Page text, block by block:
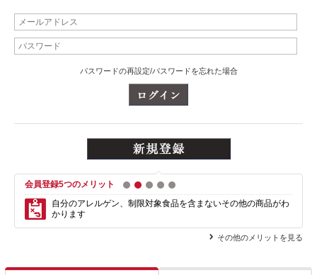
パスワードの再設定/パスワードを忘れた場合
会員登録5つのメリット 1 2 3 4
自分のアレルゲン、制限対象食品を含まないその他の商品がわ
かります
その他のメリットを見る